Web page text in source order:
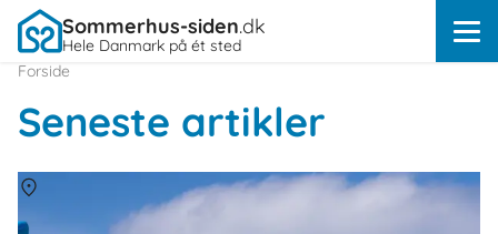
Sommerhus-siden.dk
Hele Danmark på ét sted
Forside
Seneste artikler